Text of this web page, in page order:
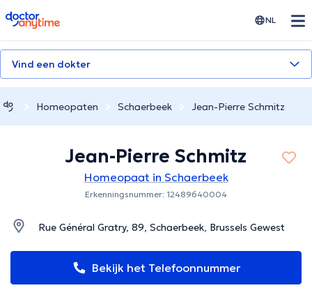
doctoranytime NL
Vind een dokter
Homeopaten Schaerbeek Jean-Pierre Schmitz
Jean-Pierre Schmitz
Homeopaat in Schaerbeek
Erkenningsnummer: 12489640004
Rue Général Gratry, 89, Schaerbeek, Brussels Gewest
Bekijk het Telefoonnummer